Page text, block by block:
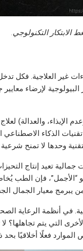
الابتكار التكنولوجي.
غير العلاجية. فكل
لإرضاء معايير
الإيذاء، والعدالة)
الذكاء الاصطناعي
وحدها لا تمنح شرعية
تعيد إنتاج
فإن الطب
يبرمج معيار الجمال
في أنظمة الرعاية
التي يتم تجاهلها؟ لا
فعلًا أخلاقيًا بحد